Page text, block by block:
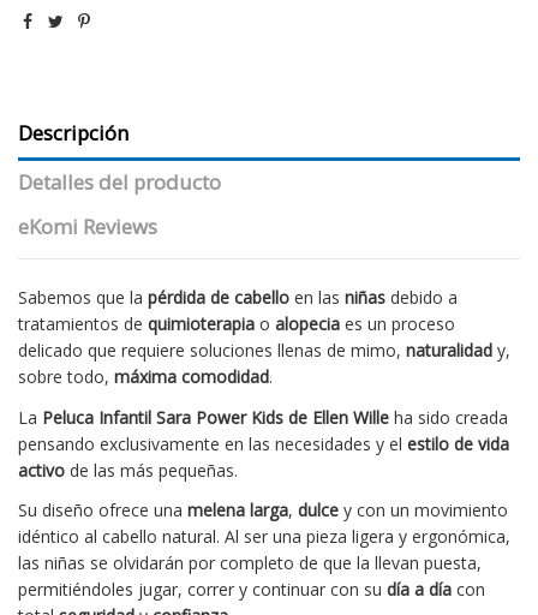
Descripción
Detalles del producto
eKomi Reviews
Sabemos que la pérdida de cabello en las niñas debido a
tratamientos de quimioterapia o alopecia es un proceso
delicado que requiere soluciones llenas de mimo, naturalidad y,
sobre todo, máxima comodidad.
La Peluca Infantil Sara Power Kids de Ellen Wille ha sido creada
pensando exclusivamente en las necesidades y el estilo de vida
activo de las más pequeñas.
Su diseño ofrece una melena larga, dulce y con un movimiento
idéntico al cabello natural. Al ser una pieza ligera y ergonómica,
las niñas se olvidarán por completo de que la llevan puesta,
permitiéndoles jugar, correr y continuar con su día a día con